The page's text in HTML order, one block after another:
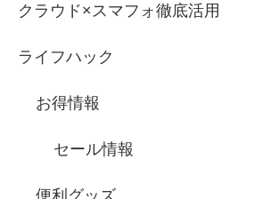
クラウド×スマフォ徹底活用
ライフハック
お得情報
セール情報
便利グッズ